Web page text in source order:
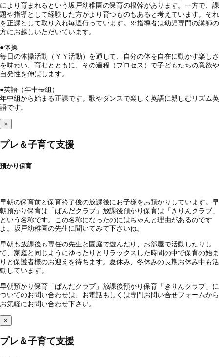
により育まれるという坂戸幼稚園の保育の根幹があります。一方で、課
題や指導として経験した方がより育つものもあると考えています。それ
を正課として取り入れ毎週行っています。※指導者は幼児専門の講師の
方にお越しいただいています。
●体操
毎日の体操活動（ＹＹ活動）を通して、自分の体を自在に動かす楽しさ
を味わい、育むとともに、その過程（プロセス）で子どもたちの意欲や
自発性を伸ばします。
●英語（年中長組）
年中組から始まる正課です。歌やダンスで楽しく英語に親しむリズム英
語です。
×
プレ＆子育て支援
預かり保育
早朝の保育前と保育終了後の放課後にお子様をお預かりしています。早
朝預かり保育は「ぱんだクラブ」放課後預かり保育は「きりんクラブ」
という名称です。この名称になったのにはちゃんと理由があるのです
よ。坂戸幼稚園の先生に聞いてみて下さいね。
早朝も放課後も専任の先生と園庭で遊んだり、お部屋で活動したりし
て、家庭と同じようにゆったりとリラックスした時間の中で保育の始ま
りと保護者様のお迎えを待ちます。夏休み、冬休みの長期お休み中も活
動しています。
早朝預かり保育「ぱんだクラブ」放課後預かり保育「きりんクラブ」に
ついてのお問い合わせは、お電話もしくは専門お問い合せフォームから
お気軽にお問い合わせ下さい。
×
プレ＆子育て支援